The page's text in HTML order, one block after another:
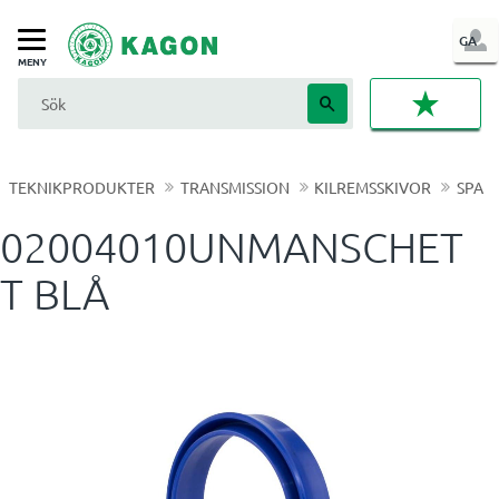
Meny
GA
IN
TEKNIKPRODUKTER TRANSMISSION KILREMSSKIVOR SPA
02004010UNMANSCHET
T BLÅ